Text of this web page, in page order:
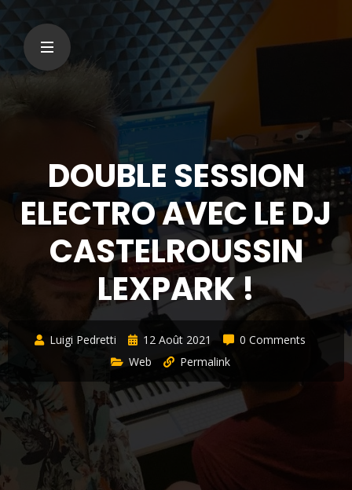
DOUBLE SESSION
ELECTRO AVEC LE DJ
CASTELROUSSIN
LEXPARK !
Luigi Pedretti 12 Août 2021
0 Comments
Web
Permalink